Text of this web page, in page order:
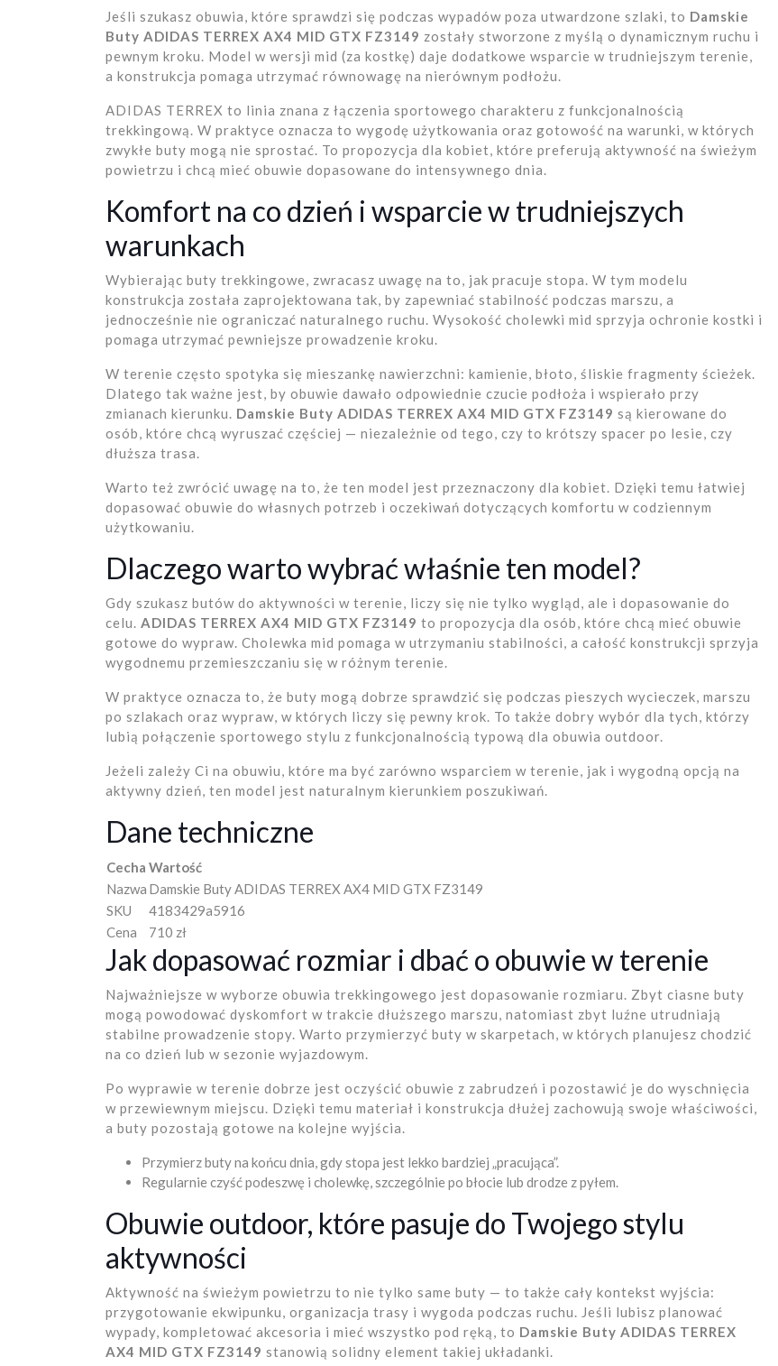
Jeśli szukasz obuwia, które sprawdzi się podczas wypadów poza utwardzone szlaki, to Damskie
Buty ADIDAS TERREX AX4 MID GTX FZ3149 zostały stworzone z myślą o dynamicznym ruchu i
pewnym kroku. Model w wersji mid (za kostkę) daje dodatkowe wsparcie w trudniejszym terenie,
a konstrukcja pomaga utrzymać równowagę na nierównym podłożu.
ADIDAS TERREX to linia znana z łączenia sportowego charakteru z funkcjonalnością
trekkingową. W praktyce oznacza to wygodę użytkowania oraz gotowość na warunki, w których
zwykłe buty mogą nie sprostać. To propozycja dla kobiet, które preferują aktywność na świeżym
powietrzu i chcą mieć obuwie dopasowane do intensywnego dnia.
Komfort na co dzień i wsparcie w trudniejszych
warunkach
Wybierając buty trekkingowe, zwracasz uwagę na to, jak pracuje stopa. W tym modelu
konstrukcja została zaprojektowana tak, by zapewniać stabilność podczas marszu, a
jednocześnie nie ograniczać naturalnego ruchu. Wysokość cholewki mid sprzyja ochronie kostki i
pomaga utrzymać pewniejsze prowadzenie kroku.
W terenie często spotyka się mieszankę nawierzchni: kamienie, błoto, śliskie fragmenty ścieżek.
Dlatego tak ważne jest, by obuwie dawało odpowiednie czucie podłoża i wspierało przy
zmianach kierunku. Damskie Buty ADIDAS TERREX AX4 MID GTX FZ3149 są kierowane do
osób, które chcą wyruszać częściej — niezależnie od tego, czy to krótszy spacer po lesie, czy
dłuższa trasa.
Warto też zwrócić uwagę na to, że ten model jest przeznaczony dla kobiet. Dzięki temu łatwiej
dopasować obuwie do własnych potrzeb i oczekiwań dotyczących komfortu w codziennym
użytkowaniu.
Dlaczego warto wybrać właśnie ten model?
Gdy szukasz butów do aktywności w terenie, liczy się nie tylko wygląd, ale i dopasowanie do
celu. ADIDAS TERREX AX4 MID GTX FZ3149 to propozycja dla osób, które chcą mieć obuwie
gotowe do wypraw. Cholewka mid pomaga w utrzymaniu stabilności, a całość konstrukcji sprzyja
wygodnemu przemieszczaniu się w różnym terenie.
W praktyce oznacza to, że buty mogą dobrze sprawdzić się podczas pieszych wycieczek, marszu
po szlakach oraz wypraw, w których liczy się pewny krok. To także dobry wybór dla tych, którzy
lubią połączenie sportowego stylu z funkcjonalnością typową dla obuwia outdoor.
Jeżeli zależy Ci na obuwiu, które ma być zarówno wsparciem w terenie, jak i wygodną opcją na
aktywny dzień, ten model jest naturalnym kierunkiem poszukiwań.
Dane techniczne
Cecha Wartość
Nazwa Damskie Buty ADIDAS TERREX AX4 MID GTX FZ3149
SKU
4183429a5916
Cena
710 zł
Jak dopasować rozmiar i dbać o obuwie w terenie
Najważniejsze w wyborze obuwia trekkingowego jest dopasowanie rozmiaru. Zbyt ciasne buty
mogą powodować dyskomfort w trakcie dłuższego marszu, natomiast zbyt luźne utrudniają
stabilne prowadzenie stopy. Warto przymierzyć buty w skarpetach, w których planujesz chodzić
na co dzień lub w sezonie wyjazdowym.
Po wyprawie w terenie dobrze jest oczyścić obuwie z zabrudzeń i pozostawić je do wyschnięcia
w przewiewnym miejscu. Dzięki temu materiał i konstrukcja dłużej zachowują swoje właściwości,
a buty pozostają gotowe na kolejne wyjścia.
Przymierz buty na końcu dnia, gdy stopa jest lekko bardziej „pracująca”.
Regularnie czyść podeszwę i cholewkę, szczególnie po błocie lub drodze z pyłem.
Obuwie outdoor, które pasuje do Twojego stylu
aktywności
Aktywność na świeżym powietrzu to nie tylko same buty — to także cały kontekst wyjścia:
przygotowanie ekwipunku, organizacja trasy i wygoda podczas ruchu. Jeśli lubisz planować
wypady, kompletować akcesoria i mieć wszystko pod ręką, to Damskie Buty ADIDAS TERREX
AX4 MID GTX FZ3149 stanowią solidny element takiej układanki.